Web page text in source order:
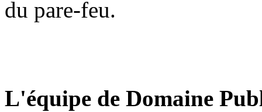
du pare-feu.
L'équipe de Domaine